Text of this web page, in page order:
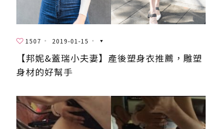
1507 2019-01-15
【邦妮&蓋瑞小夫妻】產後塑身衣推薦，雕塑
身材的好幫手